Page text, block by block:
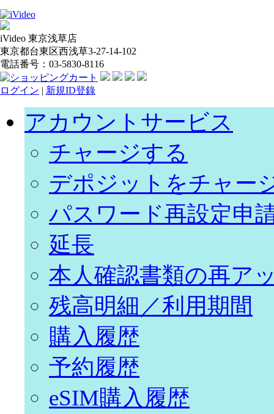
iVideo 東京浅草店
東京都台東区西浅草3-27-14-102
電話番号：03-5830-8116
ログイン | 新規ID登錄
アカウントサービス
チャージする
デポジットをチャー
パスワード再設定申
延長
本人確認書類の再ア
残高明細／利用期間
購入履歴
予約履歴
eSIM購入履歴